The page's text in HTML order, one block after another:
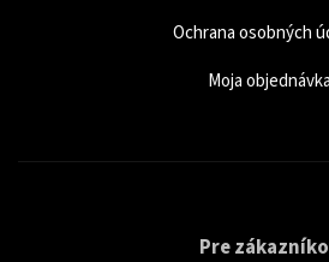
Ochrana osobných
Moja objednávka
Pre